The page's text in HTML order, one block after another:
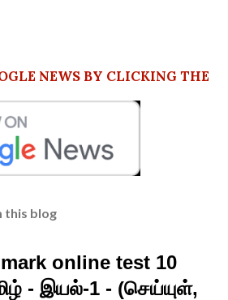
NEWS BY CLICKING THE
this blog
online test 10
- இயல்-1 - (செய்யுள்,